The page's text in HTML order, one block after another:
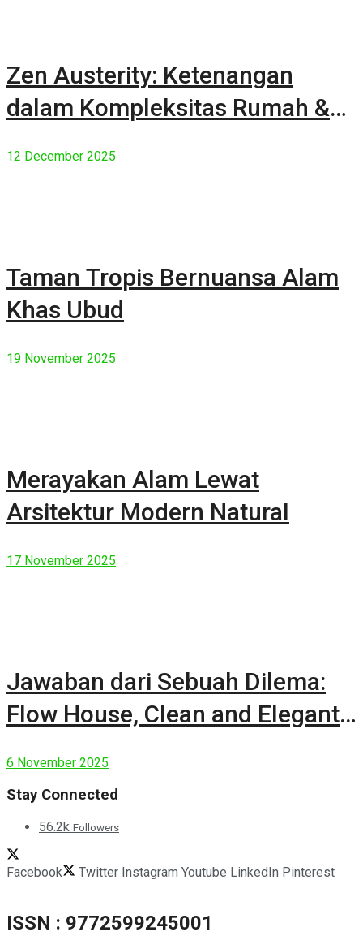
Zen Austerity: Ketenangan
dalam Kompleksitas Rumah &
12 December 2025
Taman Tropis Bernuansa Alam
Khas Ubud
19 November 2025
Merayakan Alam Lewat
Arsitektur Modern Natural
17 November 2025
Jawaban dari Sebuah Dilema:
Flow House, Clean and Elegant
6 November 2025
Stay Connected
56.2k Followers
Facebook Twitter Instagram Youtube LinkedIn Pinterest
ISSN : 9772599245001